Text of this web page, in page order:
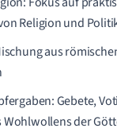
Religion und
aus
Gebete,
Wohlwollens der